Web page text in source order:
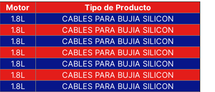
Motor
Tipo de Producto
1.8L
CABLES PARA BUJIA SILICON
1.8L
CABLES PARA BUJIA SILICON
1.8L
CABLES PARA BUJIA SILICON
1.8L
CABLES PARA BUJIA SILICON
1.8L
CABLES PARA BUJIA SILICON
1.8L
CABLES PARA BUJIA SILICON
1.8L
CABLES PARA BUJIA SILICON